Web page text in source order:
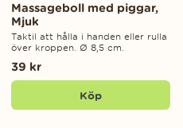
Massageboll med piggar,
Mjuk
Taktil att hålla i handen eller rulla
över kroppen. Ø 8,5 cm.
39 kr
Köp